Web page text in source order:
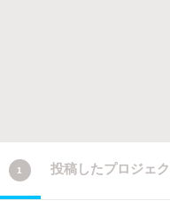
1 投稿したプロジェ